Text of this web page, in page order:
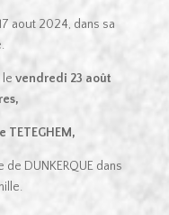
aout 2024, dans sa
levendredi 23 août
TETEGHEM,
DUNKERQUE dans